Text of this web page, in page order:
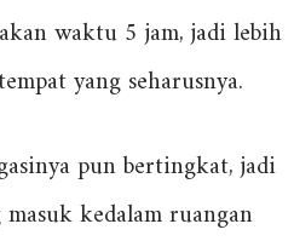
waktu 5 jam, jadi lebih
yang seharusnya.
pun bertingkat, jadi
kedalam ruangan